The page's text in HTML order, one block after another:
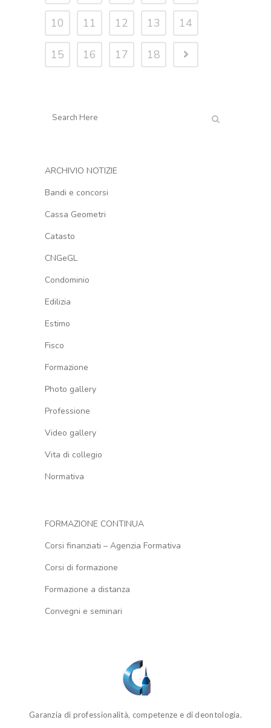
10 11 12 13 14
15 16 17 18
ARCHIVIO NOTIZIE
Bandi e concorsi
Cassa Geometri
Catasto
CNGeGL
Condominio
Edilizia
Estimo
Fisco
Formazione
Photo gallery
Professione
Video gallery
Vita di collegio
Normativa
FORMAZIONE CONTINUA
Corsi finanziati – Agenzia Formativa
Corsi di formazione
Formazione a distanza
Convegni e seminari
Garanzia di professionalità, competenze e di deontologia.